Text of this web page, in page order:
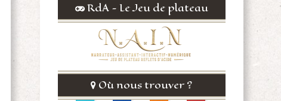
RdA - Le Jeu de plateau
Où nous trouver ?